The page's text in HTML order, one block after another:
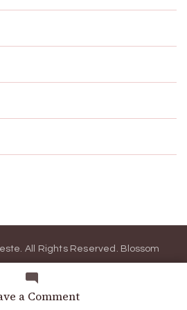
a Commenton
. All Rights Reserved. Blossom